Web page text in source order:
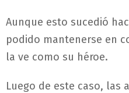
Aunque esto sucedió
podido mantenerse en
la ve como su héroe.
Luego de este caso, las